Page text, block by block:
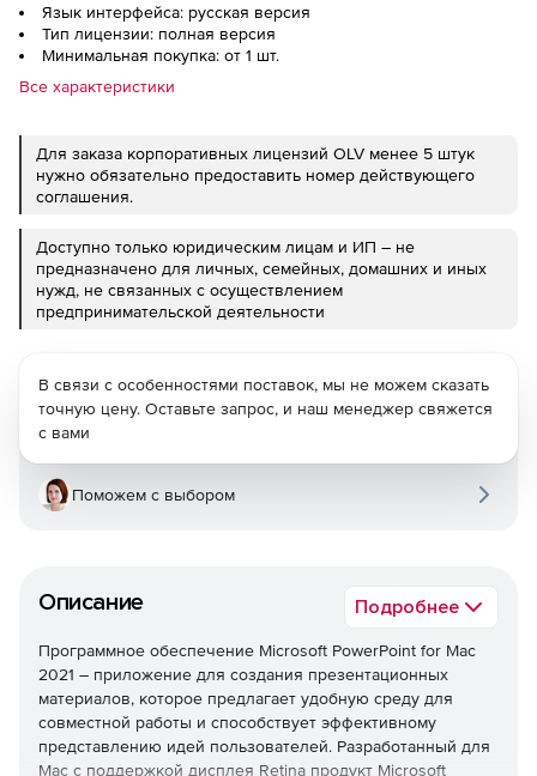
Язык интерфейса: русская версия
Тип лицензии: полная версия
Минимальная покупка: от 1 шт.
Все характеристики
Для заказа корпоративных лицензий OLV менее 5 штук
нужно обязательно предоставить номер действующего
соглашения.
Доступно только юридическим лицам и ИП – не
предназначено для личных, семейных, домашних и иных
нужд, не связанных с осуществлением
предпринимательской деятельности
Описание Подробнее
Программное обеспечение Microsoft PowerPoint for Mac
2021 – приложение для создания презентационных
материалов, которое предлагает удобную среду для
совместной работы и способствует эффективному
представлению идей пользователей. Разработанный для
Mac с поддержкой дисплея Retina продукт Microsoft
В связи с особенностями поставок, мы не можем сказать
точную цену. Оставьте запрос, и наш менеджер свяжется
с вами
Поможем с выбором